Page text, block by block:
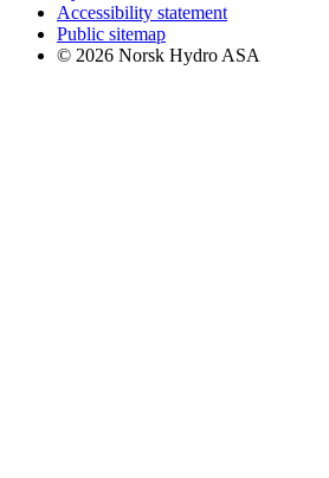
Accessibility statement
Public sitemap
© 2026 Norsk Hydro ASA